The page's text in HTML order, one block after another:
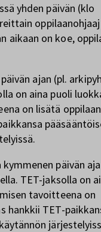
yhden päivän (klo
aikaan on koe,
ajan (pl.
on aina puoli
on lisätä oppilaan
päivän
TET-jaksolla on
tavoitteena on
hankkii TET-